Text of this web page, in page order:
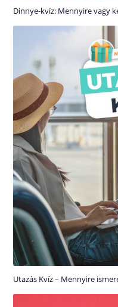
Dinnye-kvíz: Mennyire vagy
Utazás Kvíz – Mennyire